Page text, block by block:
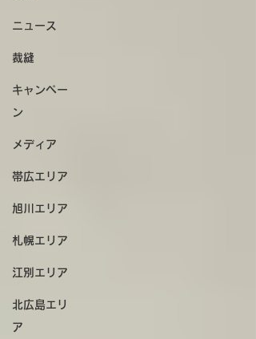
ニュース
裁縫
キャンペー
ン
メディア
帯広エリア
旭川エリア
札幌エリア
江別エリア
北広島エリ
ア